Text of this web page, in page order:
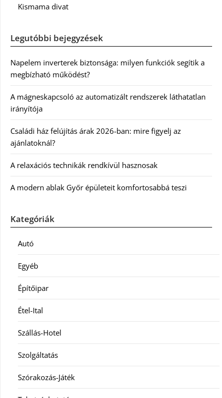
Kismama divat
Legutóbbi bejegyzések
Napelem inverterek biztonsága: milyen funkciók segítik a
megbízható működést?
A mágneskapcsoló az automatizált rendszerek láthatatlan
irányítója
Családi ház felújítás árak 2026-ban: mire figyelj az
ajánlatoknál?
A relaxációs technikák rendkívül hasznosak
A modern ablak Győr épületeit komfortosabbá teszi
Kategóriák
Autó
Egyéb
Építőipar
Étel-Ital
Szállás-Hotel
Szolgáltatás
Szórakozás-Játék